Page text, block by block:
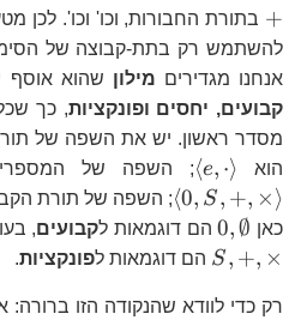
+ בתורת החבורות, וכו' וכו'. לכן
להשתמש רק בתת-קבוצה של
אנחנו מגדירים מילון שהוא אוסף
קבועים, יחסים ופונקציות, כך
מסדר ראשון. יש את השפה של
הוא
⟨e, ⋅⟩ ; השפה של
⟨0, S, +, ×⟩ ; השפה של תורת
כאן
0, ∅ הם דוגמאות לקבועים, \in
S, +, × הם דוגמאות לפונקציות.
רק כדי לוודא שהנקודה הזו ברורה: